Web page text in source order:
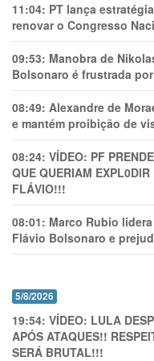
11:04: PT lança
renovar o Congresso
09:53: Manobra de
Bolsonaro é frustrada
08:49: Alexandre de
e mantém proibição de
08:24: VÍDEO: PF
QUE QUERIAM
FLÁVIO!!!
08:01: Marco Rubio
Flávio Bolsonaro e
5/8/2026
19:54: VÍDEO: LULA
APÓS ATAQUES!!
SERÁ BRUTAL!!!